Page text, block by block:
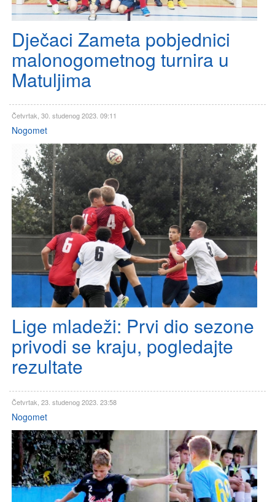
Dječaci Zameta pobjednici
malonogometnog turnira u
Matuljima
Četvrtak, 30. studenog 2023. 09:11
Nogomet
Lige mladeži: Prvi dio sezone
privodi se kraju, pogledajte
rezultate
Četvrtak, 23. studenog 2023. 23:58
Nogomet